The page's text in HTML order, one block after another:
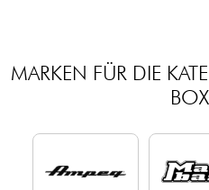
MARKEN FÜR DIE